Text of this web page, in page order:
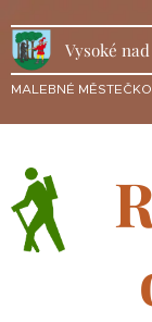
Vysoké
MALEBNÉ